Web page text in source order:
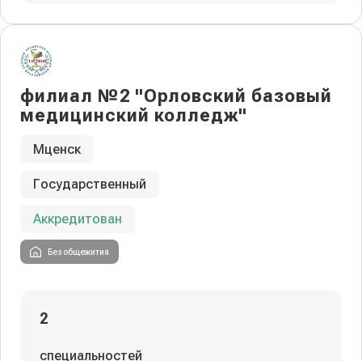
филиал №2 "Орловский базовый
медицинский колледж"
Мценск
Государственный
Аккредитован
Без общежития
2
специальностей